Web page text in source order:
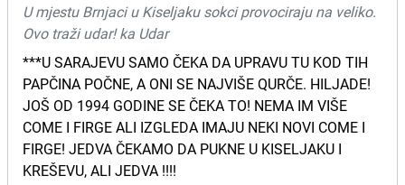
U mjestu Brnjaci u Kiseljaku sokci provociraju na veliko.
Ovo traži udar! ka Udar
***U SARAJEVU SAMO ČEKA DA UPRAVU TU KOD TIH
PAPČINA POČNE, A ONI SE NAJVIŠE QURČE. HILJADE!
JOŠ OD 1994 GODINE SE ČEKA TO! NEMA IM VIŠE
COME I FIRGE ALI IZGLEDA IMAJU NEKI NOVI COME I
FIRGE! JEDVA ČEKAMO DA PUKNE U KISELJAKU I
KREŠEVU, ALI JEDVA !!!!